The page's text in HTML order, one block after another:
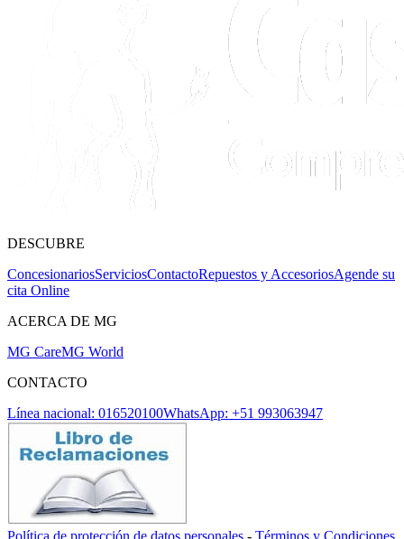
DESCUBRE
ConcesionariosServiciosContactoRepuestos y AccesoriosAgende su
cita Online
ACERCA DE MG
MG CareMG World
CONTACTO
Línea nacional: 016520100WhatsApp: +51 993063947
Política de protección de datos personales - Términos y Condiciones